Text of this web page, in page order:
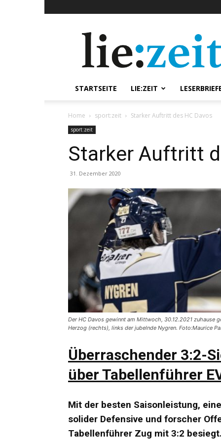
STARTSEITE LIE:ZEIT
Home sport:zeit Starker Auftritt des HC Davos
sport:zeit
Starker Auftritt
31. Dezember 2020
Der HC Davos gewinnt am Mittwoch, 30.12.2021 zuhause
Herzog (rechts), links der jubelnde Nygren. Foto:Maurice
Überraschender 3:2-
über Tabellenführer
Mit der besten Saisonleistung,
solider Defensive und forscher
Tabellenführer Zug mit 3:2